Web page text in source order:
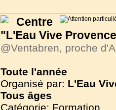
Centre
"L'Eau Vive
@Ventabren, proche
Toute l'année
Organisé par: L'Eau
Tous âges
Catégorie: Formation